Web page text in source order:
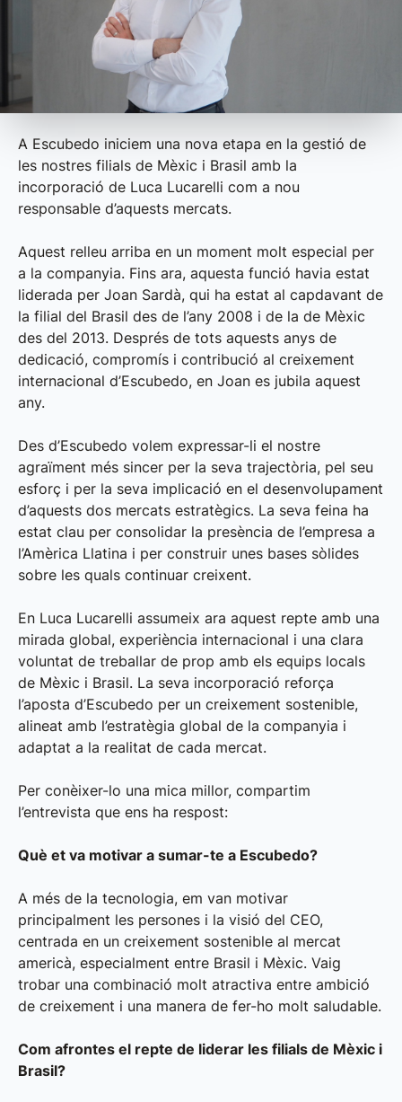
A Escubedo iniciem una nova etapa en la gestió de
les nostres filials de Mèxic i Brasil amb la
incorporació de Luca Lucarelli com a nou
responsable d’aquests mercats.
Aquest relleu arriba en un moment molt especial per
a la companyia. Fins ara, aquesta funció havia estat
liderada per Joan Sardà, qui ha estat al capdavant de
la filial del Brasil des de l’any 2008 i de la de Mèxic
des del 2013. Després de tots aquests anys de
dedicació, compromís i contribució al creixement
internacional d’Escubedo, en Joan es jubila aquest
any.
Des d’Escubedo volem expressar-li el nostre
agraïment més sincer per la seva trajectòria, pel seu
esforç i per la seva implicació en el desenvolupament
d’aquests dos mercats estratègics. La seva feina ha
estat clau per consolidar la presència de l’empresa a
l’Amèrica Llatina i per construir unes bases sòlides
sobre les quals continuar creixent.
En Luca Lucarelli assumeix ara aquest repte amb una
mirada global, experiència internacional i una clara
voluntat de treballar de prop amb els equips locals
de Mèxic i Brasil. La seva incorporació reforça
l’aposta d’Escubedo per un creixement sostenible,
alineat amb l’estratègia global de la companyia i
adaptat a la realitat de cada mercat.
Per conèixer-lo una mica millor, compartim
l’entrevista que ens ha respost:
Què et va motivar a sumar-te a Escubedo?
A més de la tecnologia, em van motivar
principalment les persones i la visió del CEO,
centrada en un creixement sostenible al mercat
americà, especialment entre Brasil i Mèxic. Vaig
trobar una combinació molt atractiva entre ambició
de creixement i una manera de fer-ho molt saludable.
Com afrontes el repte de liderar les filials de Mèxic i
Brasil?